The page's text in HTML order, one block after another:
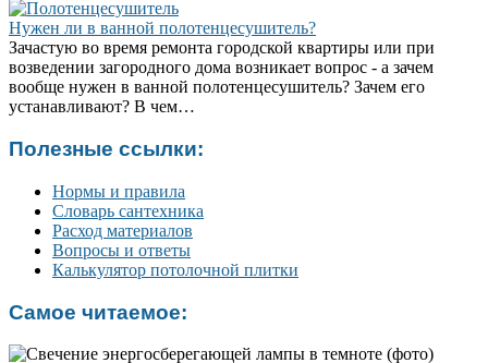
Нужен ли в ванной полотенцесушитель?
Зачастую во время ремонта городской квартиры или при
возведении загородного дома возникает вопрос - а зачем
вообще нужен в ванной полотенцесушитель? Зачем его
устанавливают? В чем…
Полезные ссылки:
Нормы и правила
Словарь сантехника
Расход материалов
Вопросы и ответы
Калькулятор потолочной плитки
Самое читаемое: